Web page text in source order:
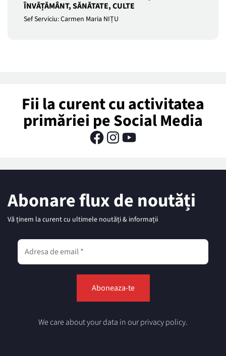
ÎNVĂȚĂMÂNT, SĂNĂTATE, CULTE
Sef Serviciu: Carmen Maria NIȚU
Fii la curent cu activitatea
primăriei pe Social Media
Abonare flux de noutăți
Vă ținem la curent cu ultimele noutăți & informații
We care about your data in our privacy policy.